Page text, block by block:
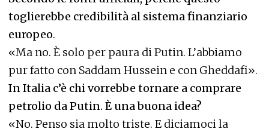
toglierebbe credibilità al sistema finanziario
europeo.
«Ma no. È solo per paura di Putin. L’abbiamo
pur fatto con Saddam Hussein e con Gheddafi».
In Italia c’è chi vorrebbe tornare a comprare
petrolio da Putin. È una buona idea?
«No. Penso sia molto triste. E diciamoci la